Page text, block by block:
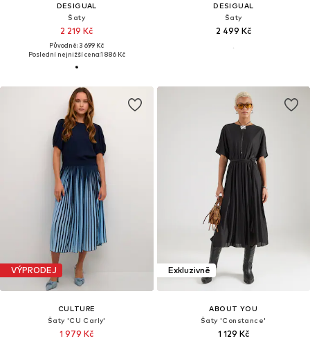
DESIGUAL
Šaty
2 219 Kč
Původně: 3 699 Kč
Poslední nejnižší cena:1 886 Kč
DESIGUAL
Šaty
2 499 Kč
VÝPRODEJ
CULTURE
Šaty 'CU Carly'
1 979 Kč
Exkluzivně
ABOUT YOU
Šaty 'Constance'
1 129 Kč